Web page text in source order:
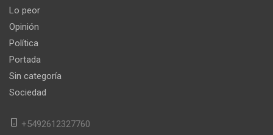
Lo peor
Opinión
Política
Portada
Sin categoría
Sociedad
+5492612327760